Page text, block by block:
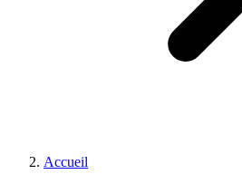
Accueil